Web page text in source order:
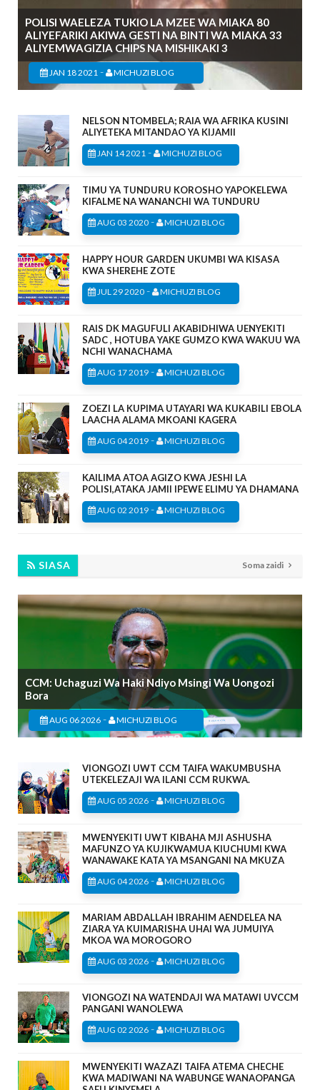
POLISI WAELEZA TUKIO LA MZEE WA MIAKA 80
ALIYEFARIKI AKIWA GESTI NA BINTI WA MIAKA 33
ALIYEMWAGIZIA CHIPS NA MISHIKAKI 3
JAN 18 2021 - MICHUZI BLOG
NELSON NTOMBELA; RAIA WA AFRIKA KUSINI
ALIYETEKA MITANDAO YA KIJAMII
JAN 14 2021 - MICHUZI BLOG
TIMU YA TUNDURU KOROSHO YAPOKELEWA
KIFALME NA WANANCHI WA TUNDURU
AUG 03 2020 - MICHUZI BLOG
HAPPY HOUR GARDEN UKUMBI WA KISASA
KWA SHEREHE ZOTE
JUL 29 2020 - MICHUZI BLOG
RAIS DK MAGUFULI AKABIDHIWA UENYEKITI
SADC , HOTUBA YAKE GUMZO KWA WAKUU WA
NCHI WANACHAMA
AUG 17 2019 - MICHUZI BLOG
ZOEZI LA KUPIMA UTAYARI WA KUKABILI EBOLA
LAACHA ALAMA MKOANI KAGERA
AUG 04 2019 - MICHUZI BLOG
KAILIMA ATOA AGIZO KWA JESHI LA
POLISI,ATAKA JAMII IPEWE ELIMU YA DHAMANA
AUG 02 2019 - MICHUZI BLOG
SIASA Soma zaidi
CCM: Uchaguzi Wa Haki Ndiyo Msingi Wa Uongozi
Bora
AUG 06 2026 - MICHUZI BLOG
VIONGOZI UWT CCM TAIFA WAKUMBUSHA
UTEKELEZAJI WA ILANI CCM RUKWA.
AUG 05 2026 - MICHUZI BLOG
MWENYEKITI UWT KIBAHA MJI ASHUSHA
MAFUNZO YA KUJIKWAMUA KIUCHUMI KWA
WANAWAKE KATA YA MSANGANI NA MKUZA
AUG 04 2026 - MICHUZI BLOG
MARIAM ABDALLAH IBRAHIM AENDELEA NA
ZIARA YA KUIMARISHA UHAI WA JUMUIYA
MKOA WA MOROGORO
AUG 03 2026 - MICHUZI BLOG
VIONGOZI NA WATENDAJI WA MATAWI UVCCM
PANGANI WANOLEWA
AUG 02 2026 - MICHUZI BLOG
MWENYEKITI WAZAZI TAIFA ATEMA CHECHE
KWA MADIWANI NA WABUNGE WANAOPANGA